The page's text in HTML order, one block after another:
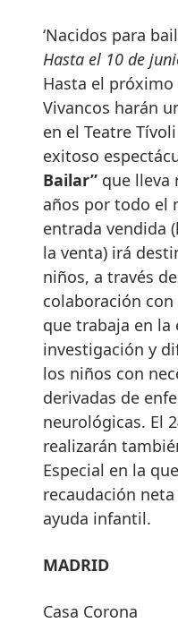
‘Nacidos para
Hasta el 10 de
Hasta el próximo
Vivancos harán
en el Teatre
exitoso
Bailar” que lleva
años por todo el
entrada vendida
la venta) irá
niños, a través
colaboración
que trabaja en la
investigación y
los niños con
derivadas de
neurológicas. El
realizarán
Especial en la
recaudación
ayuda infantil.
MADRID
Casa Corona